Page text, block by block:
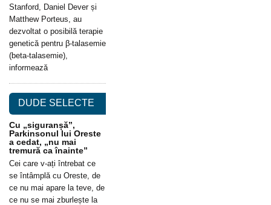
Stanford, Daniel Dever și
Matthew Porteus, au
dezvoltat o posibilă terapie
genetică pentru β-talasemie
(beta-talasemie),
informează
DUDE SELECTE
Cu „siguranșă”,
Parkinsonul lui Oreste
a cedat, „nu mai
tremură ca înainte”
Cei care v-ați întrebat ce
se întâmplă cu Oreste, de
ce nu mai apare la teve, de
ce nu se mai zburlește la